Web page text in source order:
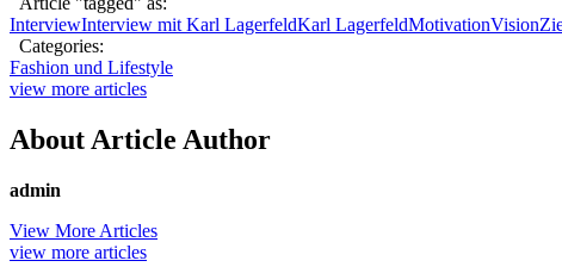
InterviewInterview mit Karl LagerfeldKarl LagerfeldMotivationVision
Categories:
Fashion und Lifestyle
view more articles
About Article Author
admin
View More Articles
view more articles